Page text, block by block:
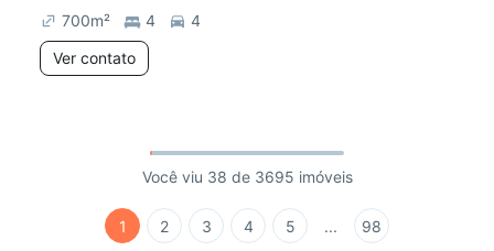
700m² 4
4
Ver contato
Você viu 38 de 3695 imóveis
1 2 3 4 5 ... 98